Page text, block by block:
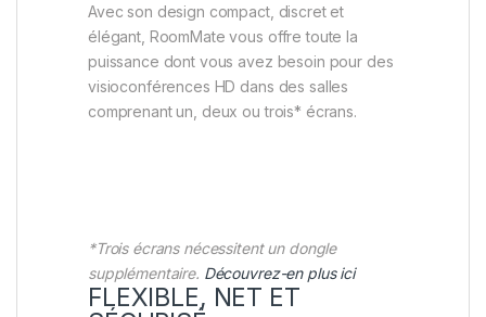
Avec son design compact, discret et
élégant, RoomMate vous offre toute la
puissance dont vous avez besoin pour des
visioconférences HD dans des salles
comprenant un, deux ou trois* écrans.
*Trois écrans nécessitent un dongle
supplémentaire. Découvrez-en plus ici
FLEXIBLE, NET ET